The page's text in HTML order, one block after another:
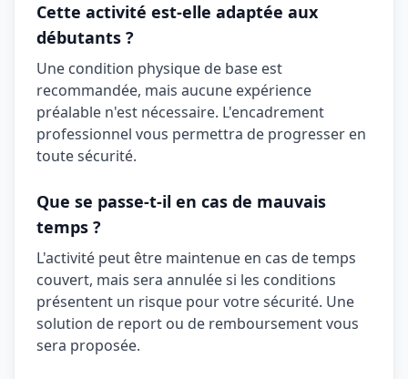
Cette activité est-elle adaptée aux
débutants ?
Une condition physique de base est
recommandée, mais aucune expérience
préalable n'est nécessaire. L'encadrement
professionnel vous permettra de progresser en
toute sécurité.
Que se passe-t-il en cas de mauvais
temps ?
L'activité peut être maintenue en cas de temps
couvert, mais sera annulée si les conditions
présentent un risque pour votre sécurité. Une
solution de report ou de remboursement vous
sera proposée.